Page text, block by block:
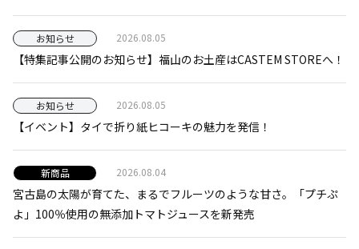
お知らせ 2026.08.05
【特集記事公開のお知らせ】福山のお土産はCASTEM STOREへ！
お知らせ 2026.08.05
【イベント】タイで折り紙ヒコーキの魅力を発信！
新商品 2026.08.04
宮古島の太陽が育てた、まるでフルーツのような甘さ。「プチぷ
よ」100％使用の無添加トマトジュースを新発売